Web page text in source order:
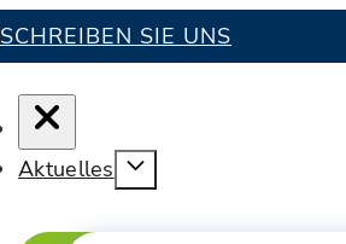
SCHREIBEN SIE UNS
Aktuelles